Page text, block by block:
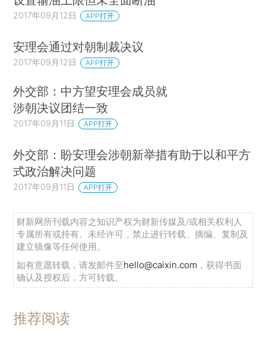
2017年09月12日 APP打开
安理会通过对朝制裁决议
2017年09月12日 APP打开
外交部：中方望安理会成员就
涉朝决议团结一致
2017年09月11日 APP打开
外交部：盼安理会涉朝新举措有助于以和平方
式政治解决问题
2017年09月11日 APP打开
财新网所刊载内容之知识产权为财新传媒及/或相关权利人
专属所有或持有。未经许可，禁止进行转载、摘编、复制及
建立镜像等任何使用。
如有意愿转载，请发邮件至hello@caixin.com ，获得书面
确认及授权后，方可转载。
推荐阅读